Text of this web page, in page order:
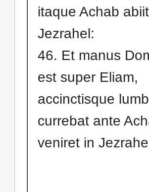
itaque Achab
Jezrahel:
46. Et manus
est super Eliam,
accinctisque
currebat ante
veniret in